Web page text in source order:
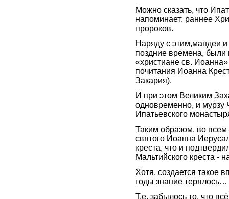
Можно сказать, что
напоминает: раннее
пророков.
Наряду с этим,мандеи
поздние времена, были
«христиане св. Иоанна»
почитания Иоанна
Закария).
И при этом Великим
одновременно, и мурзу
Ипатьевского
Таким образом, во
святого Иоанна
креста, что и
Мальтийского креста -
Хотя, создается такое
годы знание терялось…
Т.е. забылось то, что